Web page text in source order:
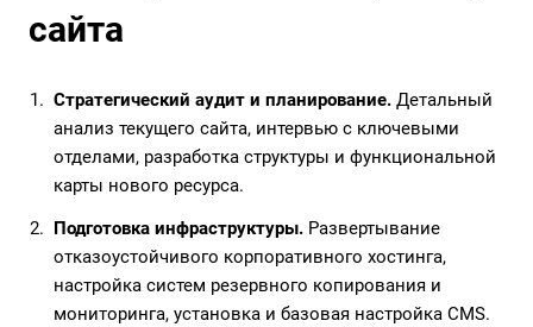
сайта
Стратегический аудит и планирование. Детальный
анализ текущего сайта, интервью с ключевыми
отделами, разработка структуры и функциональной
карты нового ресурса.
Подготовка инфраструктуры. Развертывание
отказоустойчивого корпоративного хостинга,
настройка систем резервного копирования и
мониторинга, установка и базовая настройка CMS.